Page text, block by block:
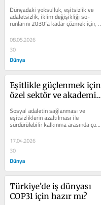
Dünyadaki yoksulluk, eşitsizlik ve
adaletsizlik, iklim değişikliği so­
runlarını 2030’a kadar çözmek için,
Bir­leşmiş Milletler 2015...
08.05.2026
30
Dünya
Eşitlikle güçlenmek için
özel sektör ve akademi
Sosyal adaletin sağlanması ve
eşitsiz­liklerin azaltılması ile
sürdürülebilir kalkınma arasında çok
17.04.2026
30
Dünya
Türkiye’de iş dünyası
COP31 için hazır mı?